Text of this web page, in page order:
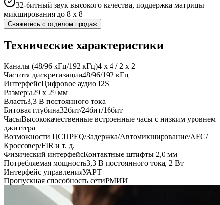
32-битный звук высокого качества, поддержка матрицы
микширования до 8 x 8
Свяжитесь с отделом продаж
Технические характеристики
Каналы (48/96 кГц/192 кГц)4 х 4 / 2 х 2
Частота дискретизации48/96/192 кГц
ИнтерфейсЦифровое аудио I2S
Размеры29 х 29 мм
Власть3,3 В постоянного тока
Битовая глубина32бит/24бит/16бит
ЧасыВысококачественные встроенные часы с низким уровнем
джиттера
Возможности ЦСПPEQ/Задержка/Автомикширование/AFC/
Кроссовер/FIR и т. д.
Физический интерфейсКонтактные штифты 2,0 мм
Потребляемая мощность3,3 В постоянного тока, 2 Вт
Интерфейс управленияУАРТ
Пропускная способность сетиРМИИ